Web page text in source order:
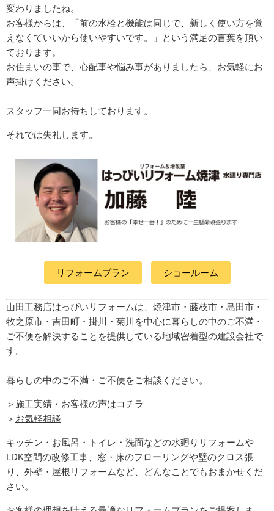
変わりましたね。
お客様からは、「前の水栓と機能は同じで、新しく使い方を覚
えなくていいから使いやすいです。」という満足の言葉を頂い
ております。
お住まいの事で、心配事や悩み事がありましたら、お気軽にお
声掛けください。
スタッフ一同お待ちしております。
それでは失礼します。
リフォームプラン ショールーム
山田工務店はっぴいリフォームは、焼津市・藤枝市・島田市・
牧之原市・吉田町 ・掛川・菊川 を中心に暮らしの中のご不満・
ご不便を解決することを提供している地域密着型の建設会社で
す。
暮らしの中のご不満・ご不便をご相談ください。
＞施工実績・お客様の声はコチラ
＞ お気軽相談
キッチン・お風呂・トイレ・洗面などの水廻りリフォームや
LDK空間の改修工事、窓・床のフローリングや壁のクロス張
り、外壁・屋根リフォームなど、どんなことでもおまかせくだ
さい。